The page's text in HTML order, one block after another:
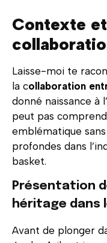
Contexte
Laisse-moi te
la collaboration
donné naissance à
peut pas
emblématique
profondes dans
basket.
Présentation
héritage dans
Avant de plonger